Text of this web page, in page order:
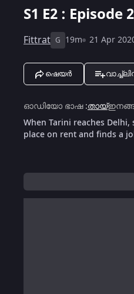
S1 E2 : Episode
Fittrat G 19m 21 Apr
ഷെയർ
ഓഡിയോ ഭാഷ:തായ്
When Tarini reaches
place on rent and finds a